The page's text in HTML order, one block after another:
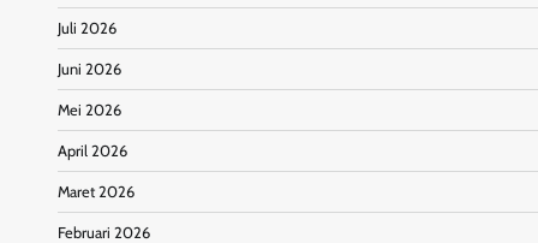
Juli 2026
Juni 2026
Mei 2026
April 2026
Maret 2026
Februari 2026